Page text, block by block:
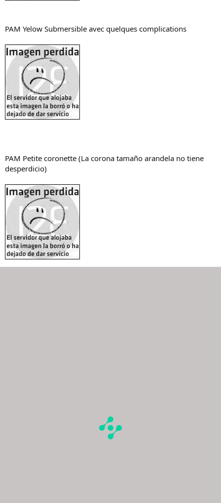
PAM Yelow Submersible avec quelques complications
PAM Petite coronette (La corona tamaño arandela no tiene
desperdicio)